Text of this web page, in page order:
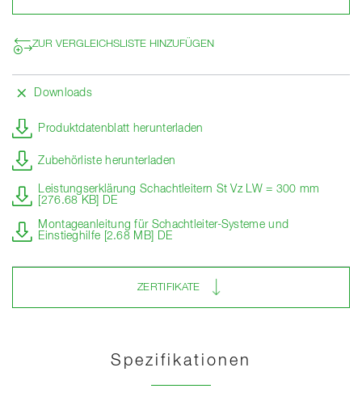
ZUR VERGLEICHSLISTE HINZUFÜGEN
Downloads
Produktdatenblatt herunterladen
Zubehörliste herunterladen
Leistungserklärung Schachtleitern St Vz LW = 300 mm
[276.68 KB] DE
Montageanleitung für Schachtleiter-Systeme und
Einstieghilfe [2.68 MB] DE
ZERTIFIKATE
Spezifikationen